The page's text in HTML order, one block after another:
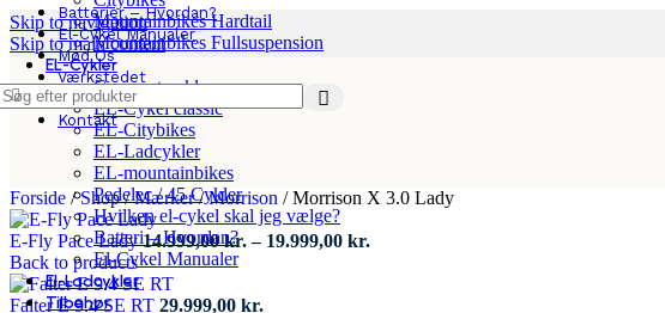
Skip to navigation
Skip to main content
Batterier – Hvordan?
El-Cykel Manualer
Mød Os
Værkstedet
App
Kontakt
Mountainbikes Hardtail
Mountainbikes Fullsuspension
EL-Cykler
Compact cykler
EL-Cykel classic
EL-Citybikes
EL-Ladcykler
EL-mountainbikes
Pedelec / 45 Cykler
Hvilken el-cykel skal jeg vælge?
Batteri – Hvordan?
El-Cykel Manualer
El-Ladcykler
Tilbehør
Forside / Shop/ Mærker/ Morrison / Morrison X 3.0 Lady
E-Fly Pace Lady14.999,00kr. – 19.999,00 kr.
Back to products
Falter E 9.4 SE RT 29.999,00 kr.